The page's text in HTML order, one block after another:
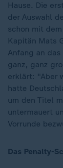
Hause. Die
der Auswahl
schon mit
Kapitän Mats
Anfang an
ganz, ganz
erklärt: "Aber
hatte
um den Titel
untermauert
Vorrunde
Das Penalty-